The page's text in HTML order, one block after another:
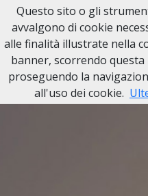
Questo sito o gli
avvalgono di cookie
alle finalità illustrate nella
banner, scorrendo
proseguendo la
all'uso dei cookie.